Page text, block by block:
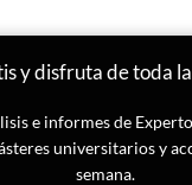
y disfruta de toda
e informes de
universitarios y
semana.